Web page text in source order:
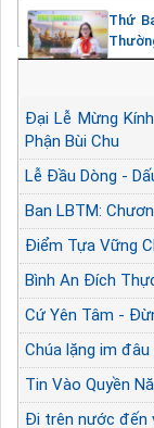
Thứ
Đại Lễ Mừng
Phận Bùi Chu
Lễ Đầu Dòng -
Ban LBTM:
Điểm Tựa Vững
Bình An Đích
Cứ Yên Tâm -
Chúa lặng im
Tin Vào Quyền
Đi trên nước đến